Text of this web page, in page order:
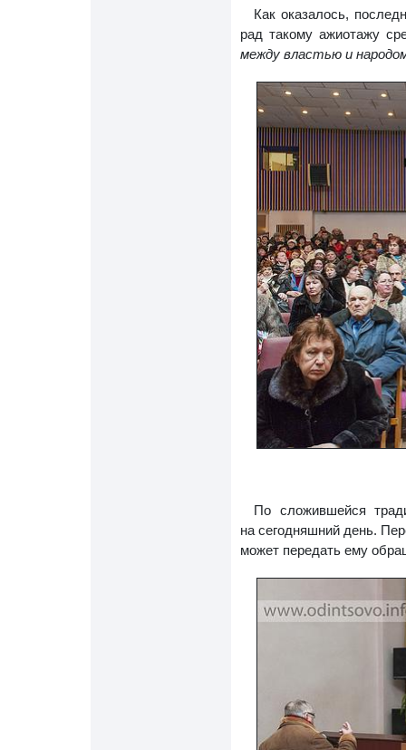
Как оказалось,
рад такому ажиотажу
между властью и
По сложившейся
на сегодняшний день.
может передать ему